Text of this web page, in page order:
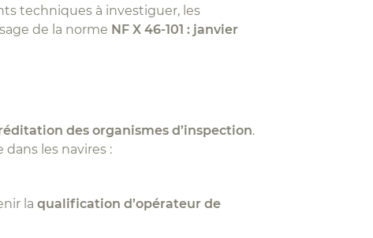
techniques à investiguer, les
de la norme NF X 46-101 : janvier
des organismes d’inspection.
les navires :
laqualification d’opérateur de